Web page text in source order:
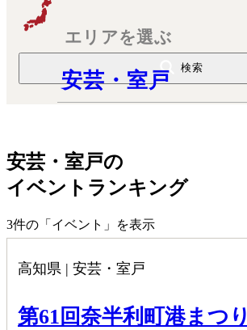
エリアを選ぶ
安芸・室戸
検索
安芸・室戸の
イベントランキング
3件の「イベント」を表示
高知県 | 安芸・室戸
第61回奈半利町港まつり